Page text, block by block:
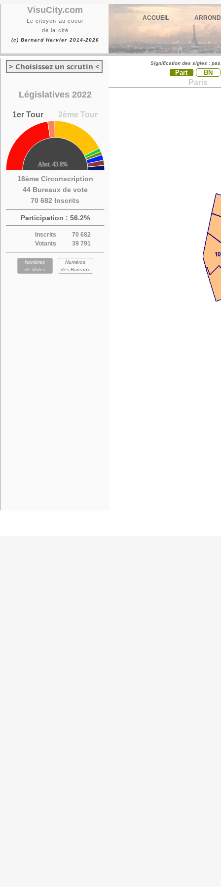
VisuCity.com
Le citoyen au coeur
de la cité
(c) Bernard Hervier 2014-2026
ACCUEIL
> Choisissez un scrutin <
Législatives 2022
1er Tour 2ème Tour
18ème Circonscription
44 Bureaux de vote
70 682 Inscrits
Participation : 56.2%
Inscrits
70 682
Votants
39 791
Nombres
de Votes
Numéros
des Bureaux
Signification des sigles :
Part BN
Paris